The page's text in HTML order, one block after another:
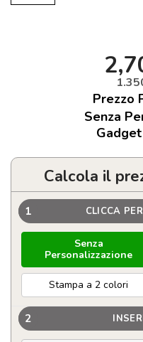
Prezzo
Senza
Calcola il
1 CLICCA
Senza
Personalizzazione
Stampa a 2 colori
2